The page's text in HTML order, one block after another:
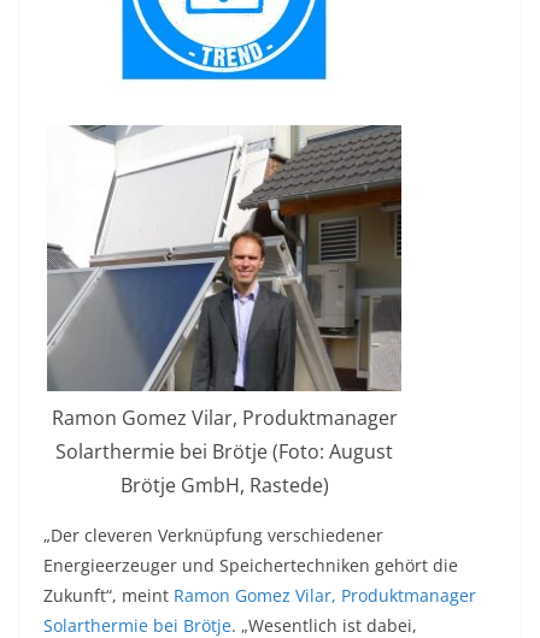
Ramon Gomez Vilar, Produktmanager
Solarthermie bei Brötje (Foto: August
Brötje GmbH, Rastede)
„Der cleveren Verknüpfung verschiedener
Energieerzeuger und Speichertechniken gehört die
Zukunft“, meint Ramon Gomez Vilar, Produktmanager
Solarthermie bei Brötje. „Wesentlich ist dabei,